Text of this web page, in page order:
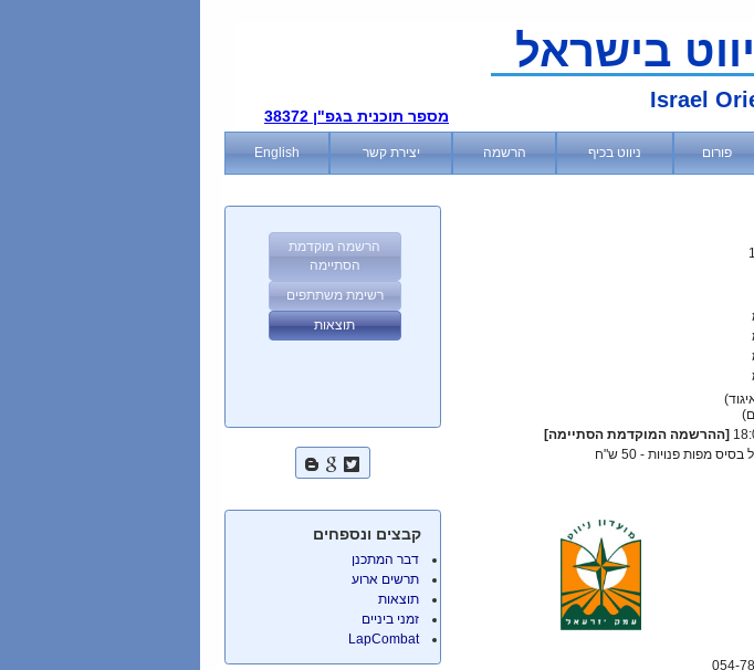
בישראל
Israel
מספר תוכנית בגפ"ן 38372
פורום ניווט בכיף הרשמה יצירת קשר English
הרשמה מוקדמת
הסתיימה
רשימת משתתפים
תוצאות
קבצים ונספחים
דבר המתכנן
תרשים ארוע
תוצאות
זמני ביניים
LapCombat
[ההרשמה המוקדמת הסתיימה]
מפות פנויות - 50 ש"ח